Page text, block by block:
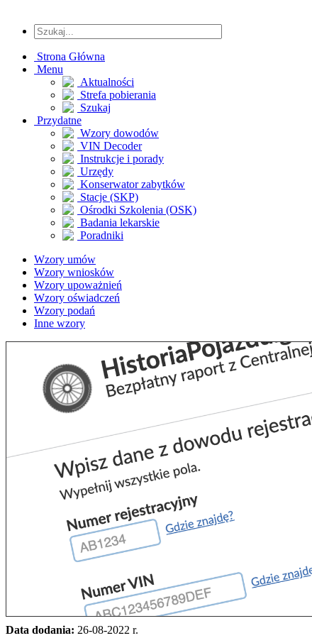
Strona Główna
Menu
Aktualności
Strefa pobierania
Szukaj
Przydatne
Wzory dowodów
VIN Decoder
Instrukcje i porady
Urzędy
Konserwator zabytków
Stacje (SKP)
Ośrodki Szkolenia (OSK)
Badania lekarskie
Poradniki
Wzory umów
Wzory wniosków
Wzory upoważnień
Wzory oświadczeń
Wzory podań
Inne wzory
Data dodania: 26-08-2022 r.